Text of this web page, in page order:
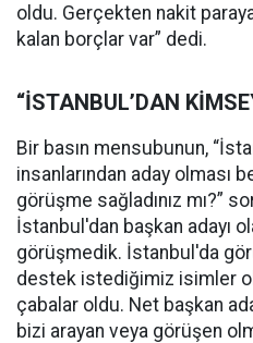
oldu. Gerçekten nakit
kalan borçlar var” dedi.
“İSTANBUL’DAN
Bir basın mensubunun,
insanlarından aday olması
görüşme sağladınız mı?”
İstanbul'dan başkan adayı
görüşmedik. İstanbul'da
destek istediğimiz isimler
çabalar oldu. Net başkan
bizi arayan veya görüşen